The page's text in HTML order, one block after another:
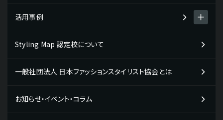
テストチェック・コミュニケーションタイプ
Styling Map検定・検定プログラム
検定の受検申し込み・受検の流れ
活用事例
Styling Map活用事例一覧
企業の活用事例
学校の活用事例
Styling Map 認定校について
一般社団法人 日本ファッションスタイリスト協会とは
お知らせ・イベント・コラム